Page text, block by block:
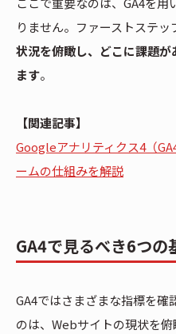
りません。ファーストステッ
状況を俯瞰し、どこに課題
ます。
【関連記事】
Googleアナリティクス4（
ームの仕組みを解説
GA4で見るべき6つの
GA4ではさまざまな指標を
のは、Webサイトの現状を